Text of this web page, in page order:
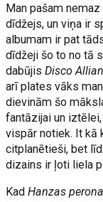
Man pašam
dīdžejs, un viņa ir
albumam ir pat
dīdžeji šo to no tā
dabūjisDisco
arī plates vāks
dievinām šo
fantāzijai un
vispār notiek. It kā
citplanētieši, bet
dizains ir ļoti liela
KadHanzas perona